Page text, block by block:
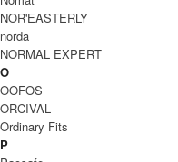
ェアファンのためにヴィンテー
ち上げたのがGARMENT
ブランド名を直訳すると『労働
で見つけた古い素材を現地フラ
ジウェアからマスターパターン
はデッドストックの古いリネン
り、シュリンクしており、それ
込めば着込むほど個性豊かな味
NOR'EASTERLY
norda
NORMAL EXPERT
O
OOFOS
ORCIVAL
Ordinary Fits
P